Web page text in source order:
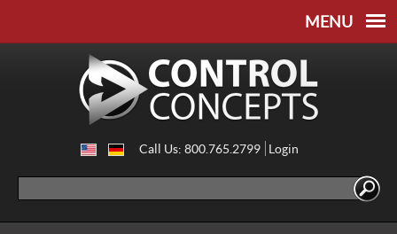
content
Call Us: 800.765.2799 Login